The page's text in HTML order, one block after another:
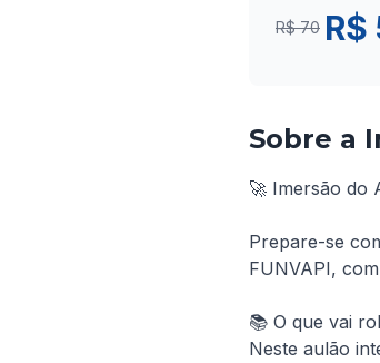
R$ 70 R$
Sobre a
🚀 Imersão do
Prepare-se
FUNVAPI,
📚 O que vai
Neste aulão